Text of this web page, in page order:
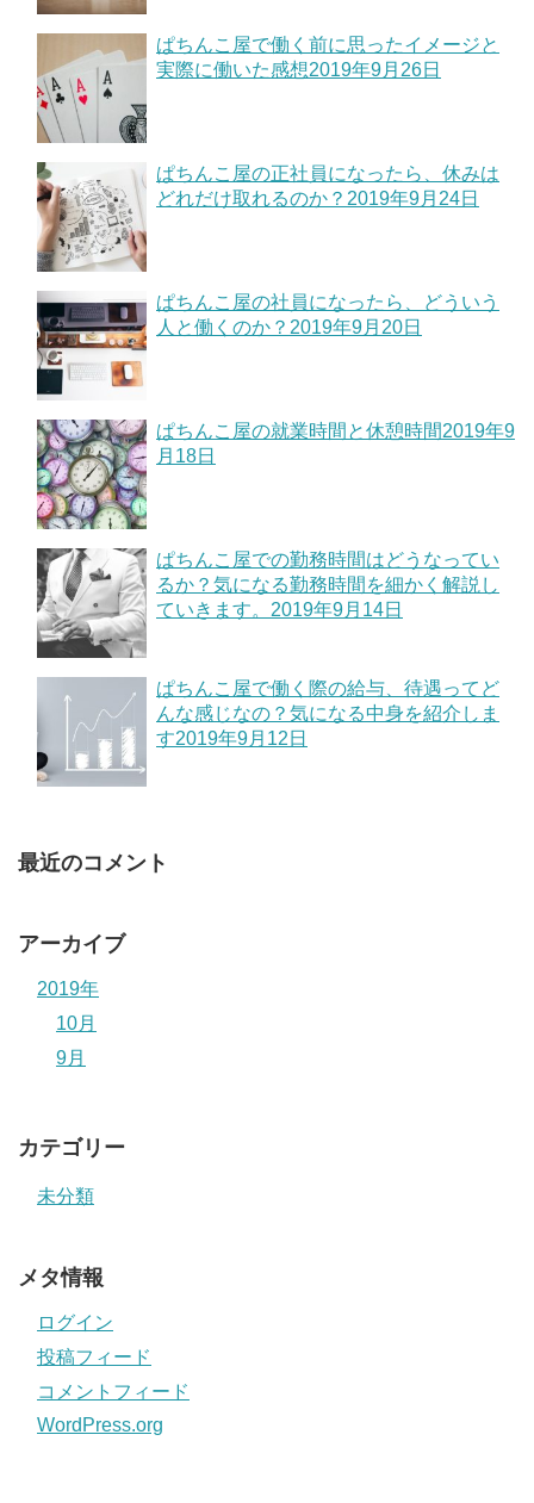
ぱちんこ屋で働く前に思ったイメージと
実際に働いた感想2019年9月26日
ぱちんこ屋の正社員になったら、休みは
どれだけ取れるのか？ 2019年9月24日
ぱちんこ屋の社員になったら、どういう
人と働くのか？ 2019年9月20日
ぱちんこ屋の就業時間と休憩時間2019年9
月18日
ぱちんこ屋での勤務時間はどうなってい
るか？気になる勤務時間を細かく解説し
ていきます。 2019年9月14日
ぱちんこ屋で働く際の給与、待遇ってど
んな感じなの？気になる中身を紹介しま
す2019年9月12日
最近のコメント
アーカイブ
2019年
10月
9月
カテゴリー
未分類
メタ情報
ログイン
投稿フィード
コメントフィード
WordPress.org